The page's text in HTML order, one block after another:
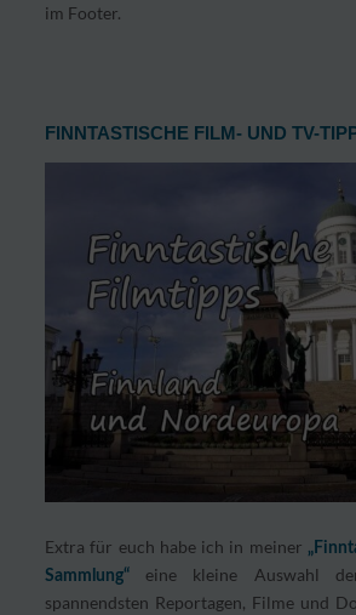
im Footer.
FINNTASTISCHE FILM- UND TV-
Extra für euch habe ich in meiner
Sammlung“
eine kleine Auswahl
spannendsten Reportagen, Filme und